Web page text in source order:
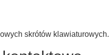
skrótów klawiaturowych.